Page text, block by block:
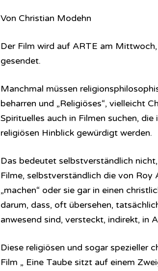
Von Christian Modehn
Der Film wird auf ARTE am
gesendet.
Manchmal müssen
beharren und „Religiöses“, vielleicht
Spirituelles auch in Filmen suchen,
religiösen Hinblick gewürdigt werden.
Das bedeutet selbstverständlich
Filme, selbstverständlich die von Roy
„machen“ oder sie gar in einen
darum, dass, oft übersehen,
anwesend sind, versteckt, indirekt, in
Diese religiösen und sogar spezieller
Film „ Eine Taube sitzt auf einem